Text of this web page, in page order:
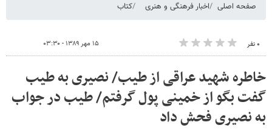
صفحه اصلی اخبار فرهنگی و هنری کتاب
۰ نفر ۱۵ مهر ۱۳۸۹ - ۰۳:۳۰
خاطره شهید عراقی از طیب/ نصیری به طیب
گفت بگو از خمینی پول گرفتم/ طیب در جواب
به نصیری فحش داد